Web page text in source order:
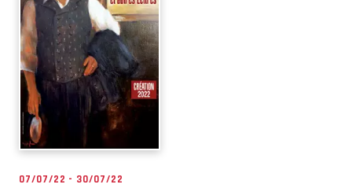
07/07/22 - 30/07/22